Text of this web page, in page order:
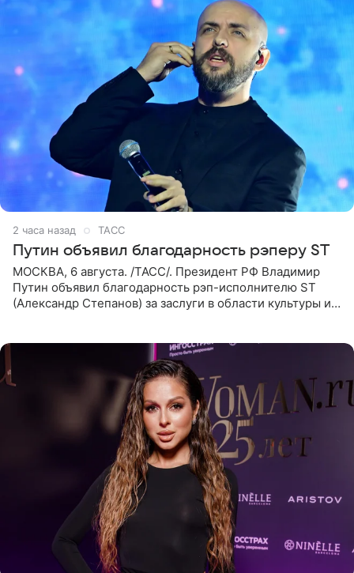
2 часа назад ТАСС
Путин объявил благодарность рэперу ST
МОСКВА, 6 августа. /ТАСС/. Президент РФ Владимир
Путин объявил благодарность рэп-исполнителю ST
(Александр Степанов) за заслуги в области культуры и